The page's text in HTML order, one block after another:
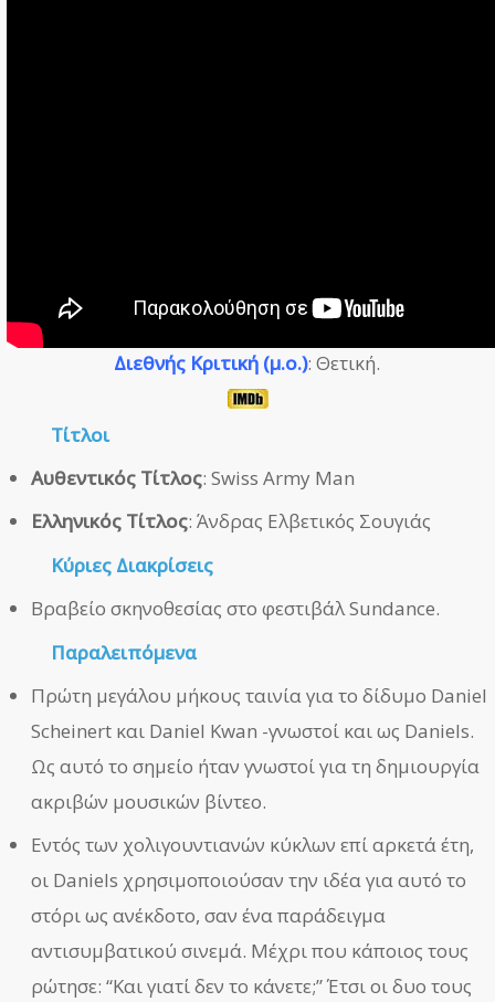
Διεθνής Κριτική (μ.ο.): Θετική.
Τίτλοι
Αυθεντικός Τίτλος: Swiss Army Man
Ελληνικός Τίτλος: Άνδρας Ελβετικός Σουγιάς
Κύριες Διακρίσεις
Βραβείο σκηνοθεσίας στο φεστιβάλ Sundance.
Παραλειπόμενα
Πρώτη μεγάλου μήκους ταινία για το δίδυμο Daniel
Scheinert και Daniel Kwan -γνωστοί και ως Daniels.
Ως αυτό το σημείο ήταν γνωστοί για τη δημιουργία
ακριβών μουσικών βίντεο.
Εντός των χολιγουντιανών κύκλων επί αρκετά έτη,
οι Daniels χρησιμοποιούσαν την ιδέα για αυτό το
στόρι ως ανέκδοτο, σαν ένα παράδειγμα
αντισυμβατικού σινεμά. Μέχρι που κάποιος τους
ρώτησε: “Και γιατί δεν το κάνετε;” Έτσι οι δυο τους